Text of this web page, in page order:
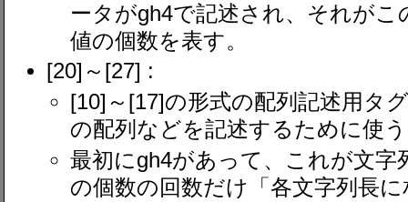
ータがgh4で記述され、それが
値の個数を表す。
[20]～[27] :
[10]～[17]の形式の配列記述用タ
の配列などを記述するために使
最初にgh4があって、これが文字
の個数の回数だけ「各文字列長